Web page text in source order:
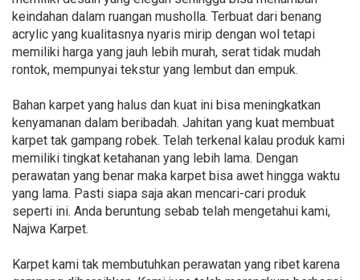
keindahan dalam ruangan musholla. Terbuat dari benang
acrylic yang kualitasnya nyaris mirip dengan wol tetapi
memiliki harga yang jauh lebih murah, serat tidak mudah
rontok, mempunyai tekstur yang lembut dan empuk.
Bahan karpet yang halus dan kuat ini bisa meningkatkan
kenyamanan dalam beribadah. Jahitan yang kuat membuat
karpet tak gampang robek. Telah terkenal kalau produk kami
memiliki tingkat ketahanan yang lebih lama. Dengan
perawatan yang benar maka karpet bisa awet hingga waktu
yang lama. Pasti siapa saja akan mencari-cari produk
seperti ini. Anda beruntung sebab telah mengetahui kami,
Najwa Karpet.
Karpet kami tak membutuhkan perawatan yang ribet karena